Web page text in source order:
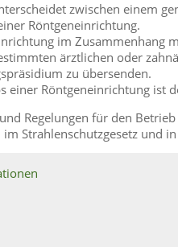
zwischen einem
Röntgeneinrichtung.
im Zusammenhang
ärztlichen oder
zu übersenden.
einer Röntgeneinrichtung
Regelungen für den
Strahlenschutzgesetz und